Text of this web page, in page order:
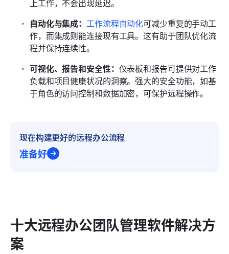
上工作，不会出现延迟。
自动化与集成：工作流程自动化可减少重复的手动工
作，而集成则能连接现有工具。这有助于团队优化流
程并保持连续性。
可视化、报告和安全性： 仪表板和报告可提供对工作
负载和项目健康状况的洞察。强大的安全功能，如基
于角色的访问控制和数据加密，可保护远程操作。
现在构建更好的远程办公流程
准备好
十大远程办公团队管理软件解决方
案